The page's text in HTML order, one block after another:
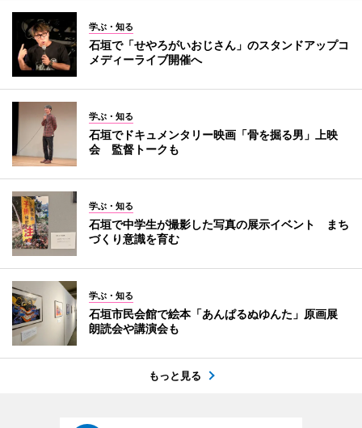
学ぶ・知る
石垣で「せやろがいおじさん」のスタンドアップコ
メディーライブ開催へ
学ぶ・知る
石垣でドキュメンタリー映画「骨を掘る男」上映
会 監督トークも
学ぶ・知る
石垣で中学生が撮影した写真の展示イベント まち
づくり意識を育む
学ぶ・知る
石垣市民会館で絵本「あんぱるぬゆんた」原画展
朗読会や講演会も
もっと見る